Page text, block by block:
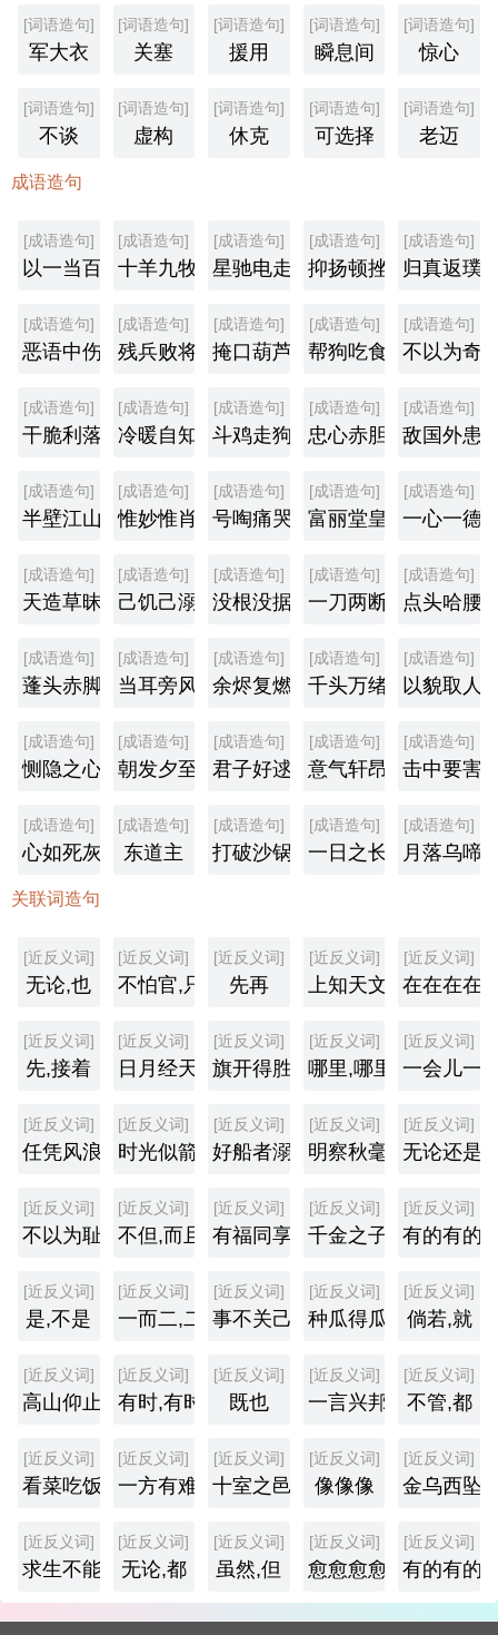
[词语造句]
军大衣
[词语造句]
关塞
[词语造句]
援用
[词语造句]
瞬息间
[词语造句]
惊心
[词语造句]
不谈
[词语造句]
虚构
[词语造句]
休克
[词语造句]
可选择
[词语造句]
老迈
成语造句
[成语造句]
以一当百
[成语造句]
十羊九牧
[成语造句]
星驰电走
[成语造句]
抑扬顿挫
[成语造句]
归真返璞
[成语造句]
恶语中伤
[成语造句]
残兵败将
[成语造句]
掩口葫芦
[成语造句]
帮狗吃食
[成语造句]
不以为奇
[成语造句]
干脆利落
[成语造句]
冷暖自知
[成语造句]
斗鸡走狗
[成语造句]
忠心赤胆
[成语造句]
敌国外患
[成语造句]
半壁江山
[成语造句]
惟妙惟肖
[成语造句]
号啕痛哭
[成语造句]
富丽堂皇
[成语造句]
一心一德
[成语造句]
天造草昧
[成语造句]
己饥己溺
[成语造句]
没根没据
[成语造句]
一刀两断
[成语造句]
点头哈腰
[成语造句]
蓬头赤脚
[成语造句]
当耳旁风
[成语造句]
余烬复燃
[成语造句]
千头万绪
[成语造句]
以貌取人
[成语造句]
恻隐之心
[成语造句]
朝发夕至
[成语造句]
君子好逑
[成语造句]
意气轩昂
[成语造句]
击中要害
[成语造句]
心如死灰
[成语造句]
东道主
[成语造句]
打破沙锅问到底
[成语造句]
一日之长
[成语造句]
月落乌啼
关联词造句
[近反义词]
无论,也
[近反义词]
不怕官,只怕管
[近反义词]
先再
[近反义词]
上知天文,下知地理
[近反义词]
在在在在
[近反义词]
先,接着
[近反义词]
日月经天,江河行地
[近反义词]
旗开得胜,马到成功
[近反义词]
哪里,哪里,哪里,哪里
[近反义词]
一会儿一
[近反义词]
任凭风浪起,稳坐钓鱼台
[近反义词]
时光似箭,日月如梭
[近反义词]
好船者溺,好骑者堕
[近反义词]
明察秋毫,不见舆薪
[近反义词]
无论还是
[近反义词]
不以为耻,反以为荣
[近反义词]
不但,而且
[近反义词]
有福同享,有祸同当
[近反义词]
千金之子,坐不垂堂
[近反义词]
有的有的
[近反义词]
是,不是
[近反义词]
一而二,二而一
[近反义词]
事不关己,高高挂起
[近反义词]
种瓜得瓜,种豆得豆
[近反义词]
倘若,就
[近反义词]
高山仰止,景行行止
[近反义词]
有时,有时
[近反义词]
既也
[近反义词]
一言兴邦,一言丧邦
[近反义词]
不管,都
[近反义词]
看菜吃饭,量体裁衣
[近反义词]
一方有难,八方支援
[近反义词]
十室之邑,必有忠信
[近反义词]
像像像
[近反义词]
金乌西坠,
[近反义词]
求生不能,求死不得
[近反义词]
无论,都
[近反义词]
虽然,但
[近反义词]
愈愈愈愈
[近反义词]
有的有的